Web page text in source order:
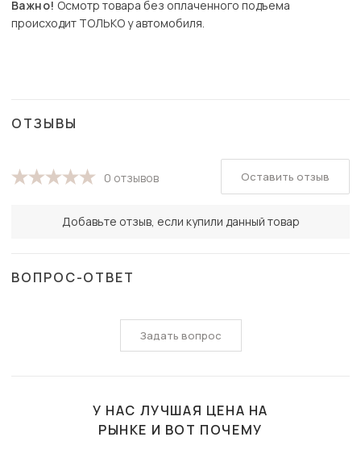
Важно! Осмотр товара без оплаченного подъема
происходит ТОЛЬКО у автомобиля.
ОТЗЫВЫ
0 отзывов
Добавьте отзыв, если купили данный товар
Оставить отзыв
ВОПРОС-ОТВЕТ
Задать вопрос
У НАС ЛУЧШАЯ ЦЕНА НА
РЫНКЕ И ВОТ ПОЧЕМУ